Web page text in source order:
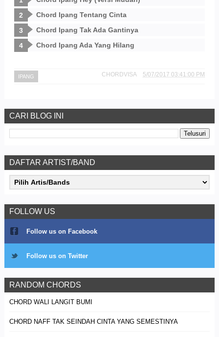
Chord Ipang Tentang Cinta
Chord Ipang Tak Ada Gantinya
Chord Ipang Ada Yang Hilang
IPANG CHORDVISA 5/07/2017 03:41:00 PM
CARI BLOG INI
DAFTAR ARTIST/BAND
FOLLOW US
Follow us on Facebook
Follow us on Twitter
RANDOM CHORDS
CHORD WALI LANGIT BUMI
CHORD NAFF TAK SEINDAH CINTA YANG SEMESTINYA